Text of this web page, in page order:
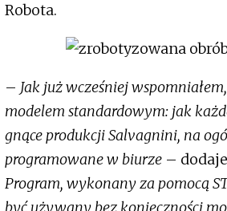
Robota.
– Jak już wcześniej
modelem standardowym: jak
gnące produkcji Salvagnini, na
programowane w biurze –
Program, wykonany za pomocą